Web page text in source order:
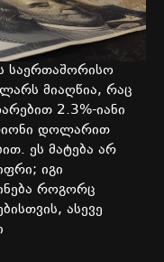
საერთაშორისო
მიაღწია, რაც
2.3%-იანი
დოლარით
. ეს მატება არ
; იგი
როგორც
, ასევე